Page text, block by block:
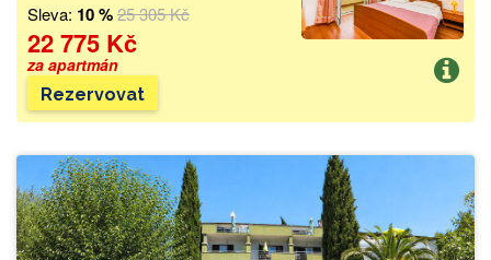
Sleva: 10 %25 305 Kč
22 775 Kč
za apartmán
Rezervovat